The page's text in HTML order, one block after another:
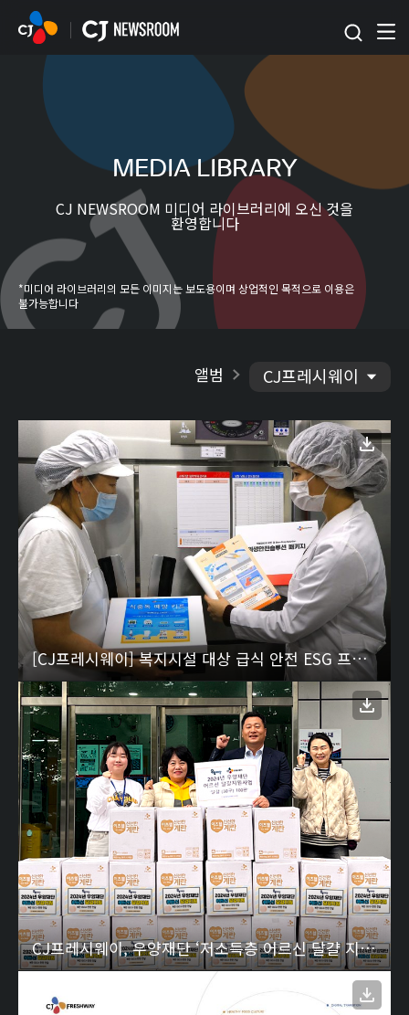
본문 바로가기
MEDIA LIBRARY
CJ NEWSROOM 미디어 라이브러리에 오신 것을
환영합니다
*미디어 라이브러리의 모든 이미지는 보도용이며 상업적인 목적으로 이용은
불가능합니다
앨범 CJ프레시웨이
[CJ프레시웨이] 복지시설 대상 급식 안전 ESG 프로그램 ‘동행주방’ 운영 01
CJ프레시웨이, 우양재단 ‘저소득층 어르신 달걀 지원 사업’ 협력